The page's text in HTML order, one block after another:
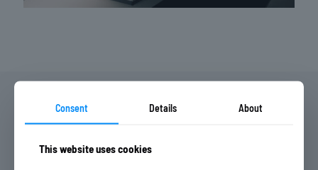
ANFRAGEFORMULAR
Consent Details About
This website uses cookies